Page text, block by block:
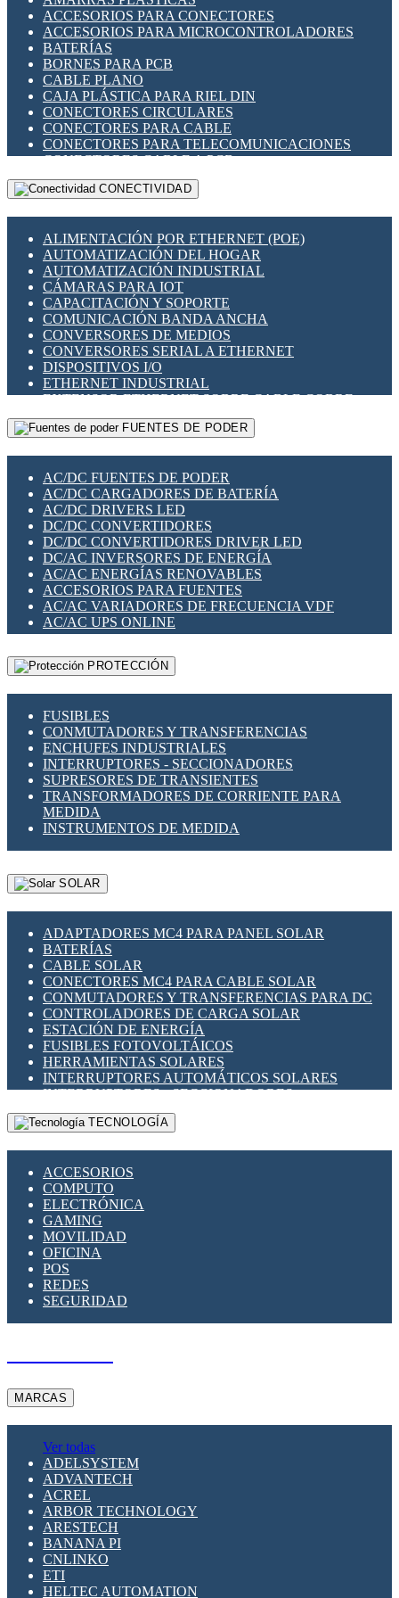
INDICADORES PARA PANEL
INTERFACES DE RELÉ
INTERRUPTORES FIN DE CARRERA
LLAVES CONMUTADORAS
MEDIDORES DE ENERGÍA Y TC'S DE CORRIENTE
MOTORES PASO A PASO
PANTALLAS HMI
PLC -CONTROLADORES LÓGICO PROGRAMABLES
PROGRAMADORES DE HORARIO
RELÉS DE PROTECCIÓN
SENSORES CAPACITIVOS
SENSORES INDUCTIVOS
TEMPORIZADORES
VARIACS
VARIADORES DE FRECUENCIA [VDF]
SECCIONADORES - INTERRUPTORES
MAQUINARIA
ACCESORIOS PARA CONECTORES
ACCESORIOS PARA MICROCONTROLADORES
BATERÍAS
BORNES PARA PCB
CABLE PLANO
CAJA PLÁSTICA PARA RIEL DIN
CONECTORES CIRCULARES
CONECTORES PARA CABLE
CONECTORES PARA TELECOMUNICACIONES
CONECTORES CABLE A PCB
CONECTORES PCB A CABLE
DIP SWITCHES
HERRAMIENTAS VARIAS
ILUMINACIÓN LED
INTERRUPTORES REED
INTERFACES DE RELÉ
OTROS RELÉS
PROTECCIÓN TÉRMICA
RELÉS AUTOMOTRICES
RELÉS DE SEÑAL
RELÉS DE ESTADO SÓLIDO SSR
RELÉS INDUSTRIALES
RELÉS MINIATURA DE POTENCIA
SENSORES MAGNÉTICOS
SWITCH Y MICROSWITCH
TARJETAS PI
UNIÓN Y DERIVACIÓN DE CABLE
CONECTIVIDAD
ALIMENTACIÓN POR ETHERNET (POE)
AUTOMATIZACIÓN DEL HOGAR
AUTOMATIZACIÓN INDUSTRIAL
CÁMARAS PARA IOT
CAPACITACIÓN Y SOPORTE
COMUNICACIÓN BANDA ANCHA
CONVERSORES DE MEDIOS
CONVERSORES SERIAL A ETHERNET
DISPOSITIVOS I/O
ETHERNET INDUSTRIAL
EXTENSOR ETHERNET SOBRE CABLE COBRE
GATEWAY LORAWAN
GESTIÓN DE REDES
PLACAS MODULARES IOT
SWITCHES Y REDES WIFI
SOLUCIONES IOT
SOLUCIONES LORAWAN
SOLUCIONES RED CELULAR
SEGURIDAD PARA REDES
SWITCHES LAN
TELEFONÍA IP (VOIP)
VIGILANCIA IP (CCTV)
MESHTASTIC
FUENTES DE PODER
AC/DC FUENTES DE PODER
AC/DC CARGADORES DE BATERÍA
AC/DC DRIVERS LED
DC/DC CONVERTIDORES
DC/DC CONVERTIDORES DRIVER LED
DC/AC INVERSORES DE ENERGÍA
AC/AC ENERGÍAS RENOVABLES
ACCESORIOS PARA FUENTES
AC/AC VARIADORES DE FRECUENCIA VDF
AC/AC UPS ONLINE
PROTECCIÓN
FUSIBLES
CONMUTADORES Y TRANSFERENCIAS
ENCHUFES INDUSTRIALES
INTERRUPTORES - SECCIONADORES
SUPRESORES DE TRANSIENTES
TRANSFORMADORES DE CORRIENTE PARA
MEDIDA
INSTRUMENTOS DE MEDIDA
SOLAR
ADAPTADORES MC4 PARA PANEL SOLAR
BATERÍAS
CABLE SOLAR
CONECTORES MC4 PARA CABLE SOLAR
CONMUTADORES Y TRANSFERENCIAS PARA DC
CONTROLADORES DE CARGA SOLAR
ESTACIÓN DE ENERGÍA
FUSIBLES FOTOVOLTÁICOS
HERRAMIENTAS SOLARES
INTERRUPTORES AUTOMÁTICOS SOLARES
INTERRUPTORES - SECCIONADORES
FOTOVOLTÁICOS
MONTAJE PANEL SOLAR
SUPRESOR DE TRANSIENTES SPDS PARA
APLICACIONES FOTOVOLTAICAS
TECNOLOGÍA
ACCESORIOS
COMPUTO
ELECTRÓNICA
GAMING
MOVILIDAD
OFICINA
POS
REDES
SEGURIDAD
MARCAS
Ver todas
ADELSYSTEM
ADVANTECH
ACREL
ARBOR TECHNOLOGY
ARESTECH
BANANA PI
CNLINKO
ETI
HELTEC AUTOMATION